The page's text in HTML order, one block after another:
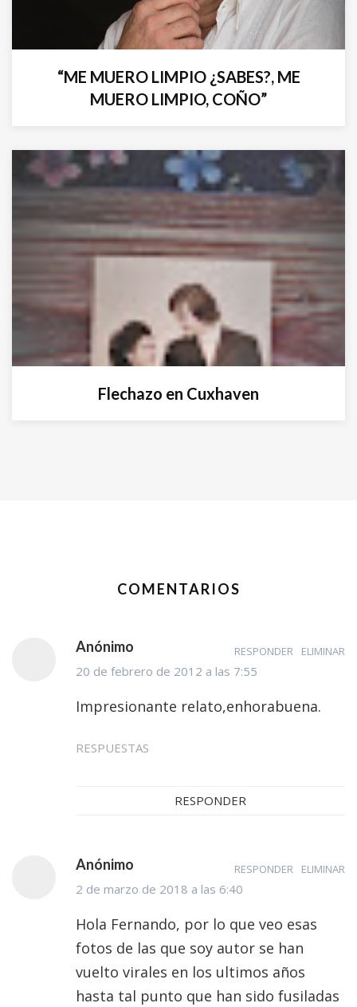
“ME MUERO LIMPIO ¿SABES?, ME
MUERO LIMPIO, COÑO”
Flechazo en Cuxhaven
COMENTARIOS
Anónimo
20 de febrero de 2012 a las 7:55
Impresionante relato,enhorabuena.
RESPONDER ELIMINAR
RESPUESTAS
RESPONDER
Anónimo
2 de marzo de 2018 a las 6:40
Hola Fernando, por lo que veo esas
fotos de las que soy autor se han
vuelto virales en los ultimos años
hasta tal punto que han sido fusiladas
RESPONDER ELIMINAR